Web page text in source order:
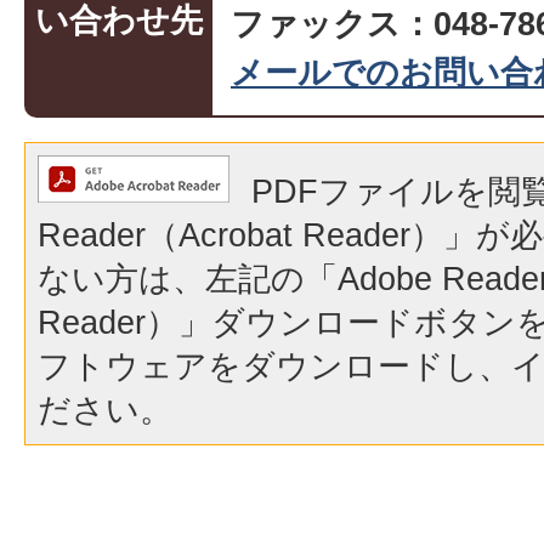
い合わせ先
ファックス：048-
メールでのお問い
PDFファイルを閲
Reader（Acrobat Reader）」が
ない方は、左記の「Adobe
Reader）」ダウンロードボタン
フトウェアをダウンロードし、
ださい。